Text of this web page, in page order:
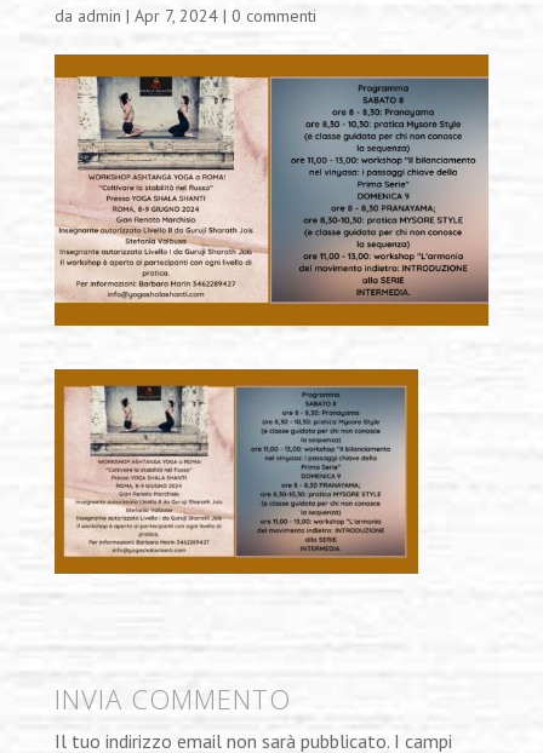
da admin | Apr 7, 2024| 0 commenti
INVIA COMMENTO
Il tuo indirizzo email non sarà pubblicato. I campi